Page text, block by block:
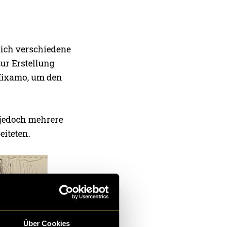
Über Cookies
verschiedene
Erstellung
um den
mehrere